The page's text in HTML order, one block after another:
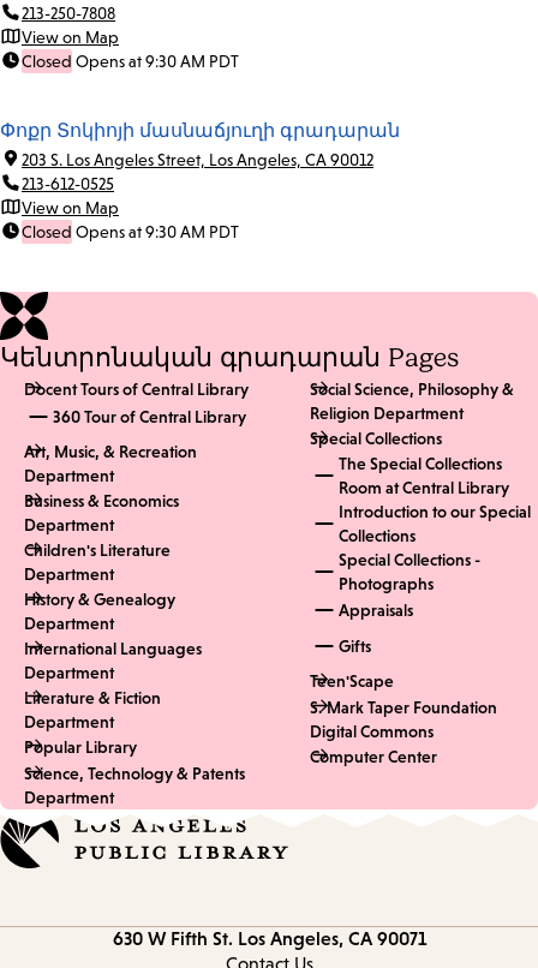
213-250-7808
View on Map
Closed Opens at 9:30 AM PDT
Փոքր Տոկիոյի մասնաճյուղի գրադարան
203 S. Los Angeles Street, Los Angeles, CA 90012
213-612-0525
View on Map
Closed Opens at 9:30 AM PDT
Կենտրոնական գրադարան Pages
Docent Tours of Central Library
360 Tour of Central Library
Art, Music, & Recreation
Department
Business & Economics
Department
Children's Literature
Department
History & Genealogy
Department
International Languages
Department
Literature & Fiction
Department
Popular Library
Science, Technology & Patents
Department
Social Science, Philosophy &
Religion Department
Special Collections
The Special Collections
Room at Central Library
Introduction to our Special
Collections
Special Collections -
Photographs
Appraisals
Gifts
Teen'Scape
S. Mark Taper Foundation
Digital Commons
Computer Center
630 W Fifth St. Los Angeles, CA 90071
Contact Us